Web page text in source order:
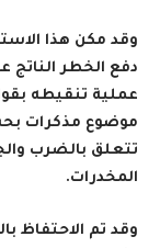
وقد مكن هذا
دفع الخطر
عملية تنقيطه
موضوع مذكرات
تتعلق بالضرب
المخدرات.
وقد تم الاحتفاظ